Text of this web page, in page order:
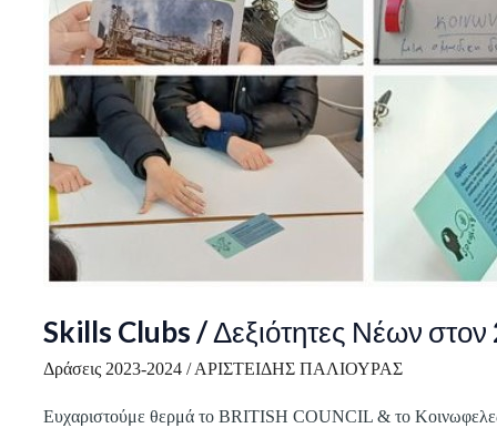
Skills Clubs / Δεξιότητες Νέων
Δράσεις 2023-2024/ΑΡΙΣΤΕΙΔΗΣ ΠΑΛΙΟΥΡΑΣ
Ευχαριστούμε θερμά το BRITISH COUNCIL & το
στον
21o
αιώνα